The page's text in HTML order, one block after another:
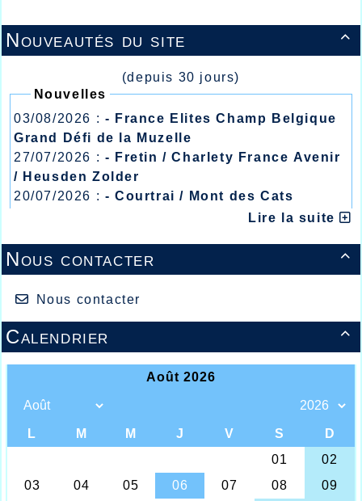

Nouveautés du site
(depuis 30 jours)
Nouvelles
03/08/2026 : - France Elites Champ Belgique
Grand Défi de la Muzelle
27/07/2026 : - Fretin / Charlety France Avenir
/ Heusden Zolder
20/07/2026 : - Courtrai / Mont des Cats
- Lyon / Meeting Abeilles /Lire la suite

Nous contacter
Nous contacter

Calendrier
HALLUINOIS
de hautes performances et des résultats
très encourageants pour une bonne partie
des athlètes, à commencer par de nouveau
une performance de National 1 pour notre
américaine en études aux États Unis